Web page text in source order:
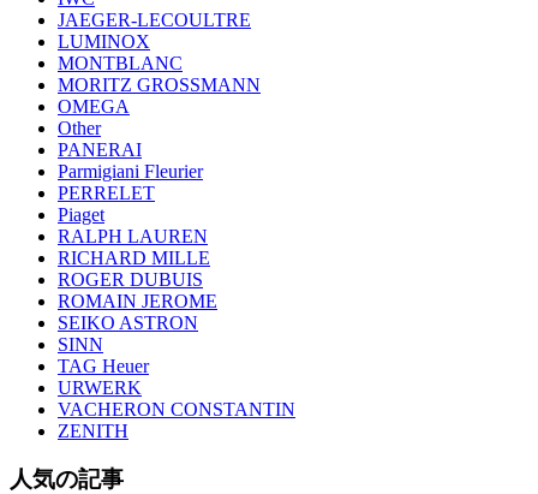
JAEGER-LECOULTRE
LUMINOX
MONTBLANC
MORITZ GROSSMANN
OMEGA
Other
PANERAI
Parmigiani Fleurier
PERRELET
Piaget
RALPH LAUREN
RICHARD MILLE
ROGER DUBUIS
ROMAIN JEROME
SEIKO ASTRON
SINN
TAG Heuer
URWERK
VACHERON CONSTANTIN
ZENITH
人気の記事